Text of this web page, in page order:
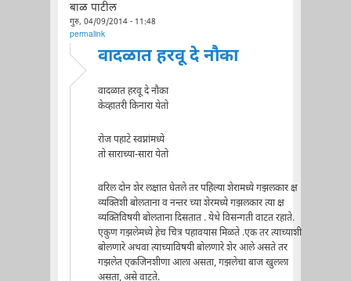
बाळ पाटील
गुरु, 04/09/2014 - 11:48
permalink
वादळात हरवू दे नौका
वादळात हरवू दे नौका
केव्हातरी किनारा येतो
रोज पहाटे स्वप्नांमध्ये
तो साराच्या-सारा येतो
वरिल दोन शेर लक्षात घेतले तर पहिल्या शेरामध्ये गझलकार क्ष
व्यक्तिशी बोलताना व नन्तर च्या शेरमध्ये गझलकार त्या क्ष
व्यक्तिविषयी बोलताना दिसतात . येथे विसन्गती वाटत रहाते.
एकुण गझलेमध्ये हेच चित्र पहावयास मिळते .एक तर त्याच्याशी
बोलणारे अथवा त्याच्याविषयी बोलणारे शेर आले असते तर
गझलेत एकजिनशीणा आला असता, गझलेचा बाज खुलला
असता, असे वाटते.